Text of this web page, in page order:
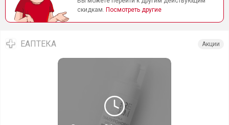
скидкам. Посмотреть другие
ЕАПТЕКА Акции